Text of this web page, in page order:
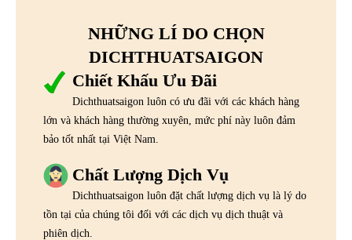
NHỮNG LÍ DO CHỌN
DICHTHUATSAIGON
Chiết Khấu Ưu Đãi
Dichthuatsaigon luôn có ưu đãi với các khách hàng
lớn và khách hàng thường xuyên, mức phí này luôn đảm
bảo tốt nhất tại Việt Nam.
Chất Lượng Dịch Vụ
Dichthuatsaigon luôn đặt chất lượng dịch vụ là lý do
tồn tại của chúng tôi đối với các dịch vụ dịch thuật và
phiên dịch.